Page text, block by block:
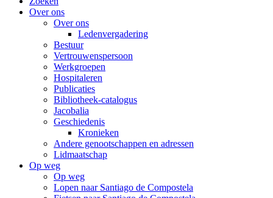
Over ons
Over ons
Ledenvergadering
Bestuur
Vertrouwenspersoon
Werkgroepen
Hospitaleren
Publicaties
Bibliotheek-catalogus
Jacobalia
Geschiedenis
Kronieken
Andere genootschappen en adressen
Lidmaatschap
Op weg
Op weg
Lopen naar Santiago de Compostela